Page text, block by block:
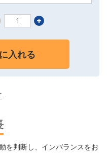
入れる
を判断し、インバランスをお